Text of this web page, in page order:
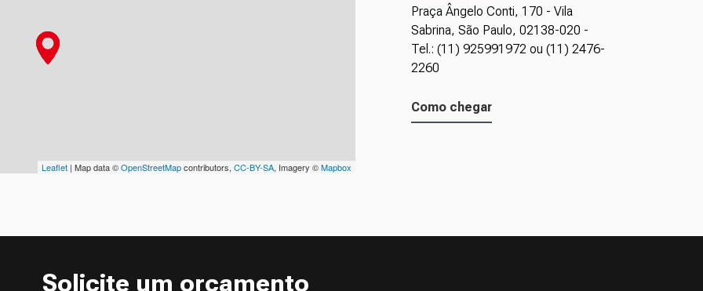
Leaflet| Map data ©OpenStreetMapcontributors, CC-BY-SA, Imagery ©Mapbox
Praça Ângelo Conti, 170 - Vila
Sabrina, São Paulo, 02138-020 -
Tel.: (11) 925991972 ou (11) 2476-
2260
Como chegar
Solicite um orçamento